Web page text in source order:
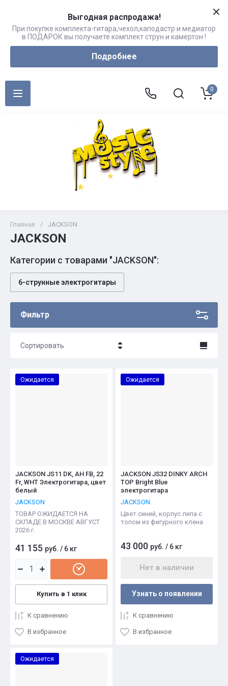
Выгодная распродажа!
При покупке комплекта-гитара,чехол,каподастр и медиатор
в ПОДАРОК вы получаете комплект струн и камертон !
Подробнее
0
Главная / JACKSON
JACKSON
Категории с товарами "JACKSON":
6-струнные электрогитары
Фильтр
Сортировать
Цена - возрастание
Ожидается
JACKSON JS11 DK, AH FB, 22
Fr, WHT Электрогитара, цвет
белый
JACKSON
ТОВАР ОЖИДАЕТСЯ НА
СКЛАДЕ В МОСКВЕ АВГУСТ
2026 г.
41 155 руб. / 6 кг
Купить в 1 клик
К сравнению
В избранное
Ожидается
JACKSON JS32 DINKY ARCH
TOP Bright Blue
электрогитара
JACKSON
Цвет синий, корпус липа с
топом из фигурного клена
43 000 руб. / 6 кг
Нет в наличии
Узнать о появлении
К сравнению
В избранное
Ожидается